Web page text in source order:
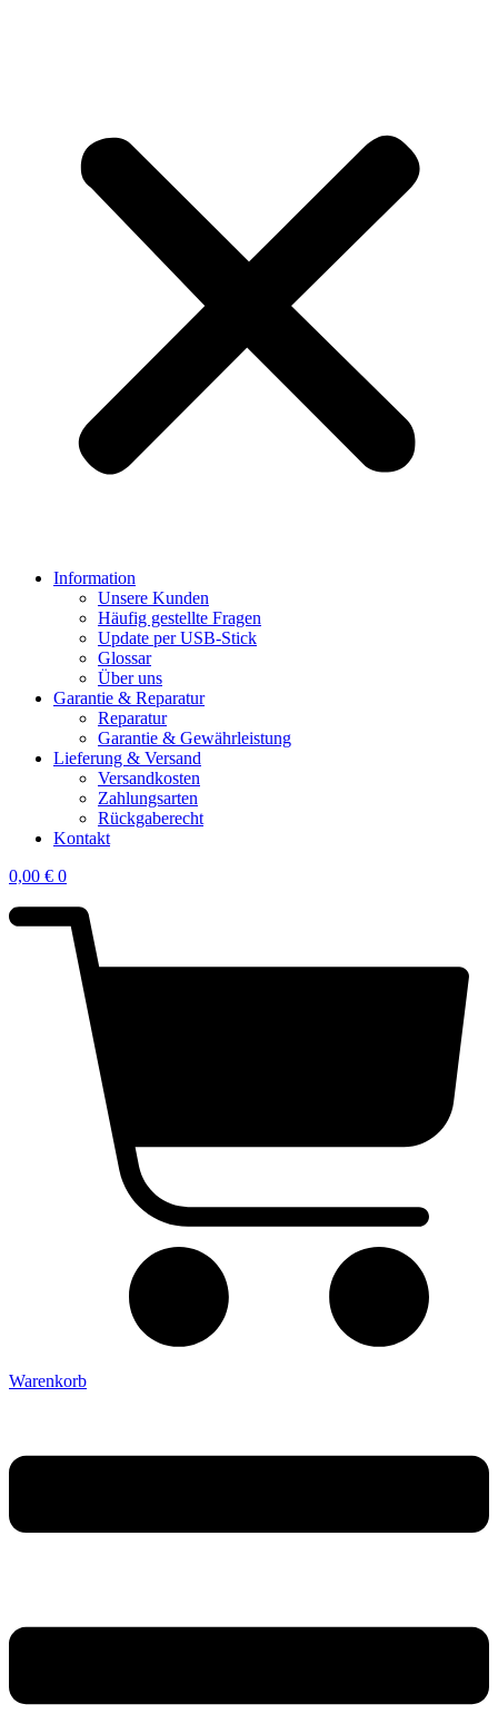
Information
Unsere Kunden
Häufig gestellte Fragen
Update per USB-Stick
Glossar
Über uns
Garantie & Reparatur
Reparatur
Garantie & Gewährleistung
Lieferung & Versand
Versandkosten
Zahlungsarten
Rückgaberecht
Kontakt
0,00 € 0
Warenkorb